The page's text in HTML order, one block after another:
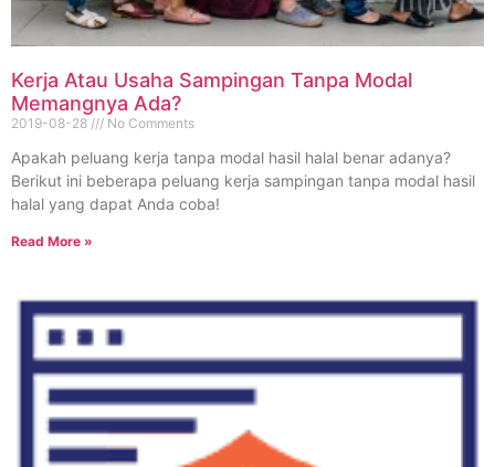
Kerja Atau Usaha Sampingan Tanpa Modal
Memangnya Ada?
2019-08-28 No Comments
Apakah peluang kerja tanpa modal hasil halal benar adanya?
Berikut ini beberapa peluang kerja sampingan tanpa modal hasil
halal yang dapat Anda coba!
Read More »